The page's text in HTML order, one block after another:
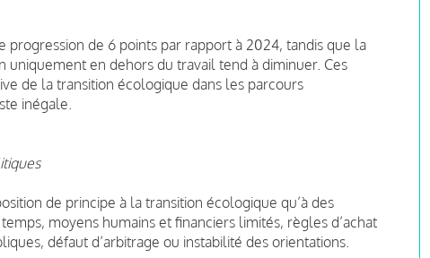
de 6 points par rapport à 2024, tandis que la
uniquement en dehors du travail tend à diminuer. Ces
de la transition écologique dans les parcours
inégale.
de principe à la transition écologique qu’à des
moyens humains et financiers limités, règles d’achat
défaut d’arbitrage ou instabilité des orientations.